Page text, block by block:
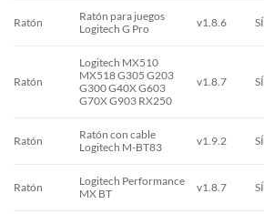
Ratón
Ratón para juegos
Logitech G Pro
v1.8.6 SÍ
Ratón
Logitech MX510
MX518 G305 G203
G300 G40X G603
G70X G903 RX250
v1.8.7 SÍ
Ratón
Ratón con cable
Logitech M-BT83
v1.9.2 SÍ
Ratón
Logitech Performance
MX BT
v1.8.7 SÍ